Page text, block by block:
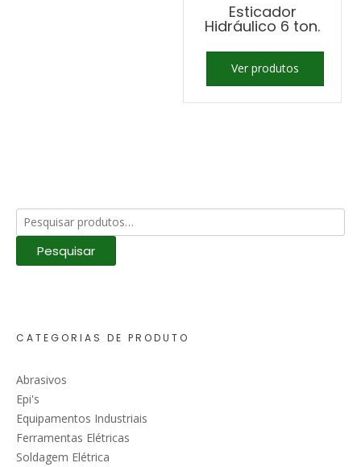
Esticador
Hidráulico 6 ton.
Ver produtos
Pesquisar
por:
Pesquisar
CATEGORIAS DE PRODUTO
Abrasivos
Epi's
Equipamentos Industriais
Ferramentas Elétricas
Soldagem Elétrica